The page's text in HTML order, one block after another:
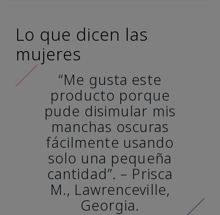
Lo que dicen las
mujeres
“Me gusta este
producto porque
pude disimular mis
manchas oscuras
fácilmente usando
solo una pequeña
cantidad”. – Prisca
M., Lawrenceville,
Georgia.